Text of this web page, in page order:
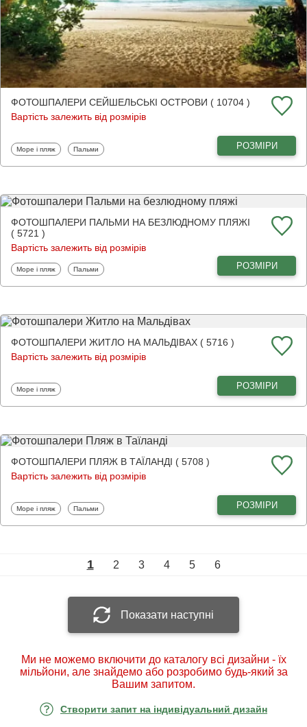
ФОТОШПАЛЕРИ СЕЙШЕЛЬСЬКІ ОСТРОВИ ( 10704 )
Вартість залежить від розмірів
Фотошпалери
Море і пляж Фотошпалери
Пальми РОЗМІРИ
ФОТОШПАЛЕРИ ПАЛЬМИ НА БЕЗЛЮДНОМУ ПЛЯЖІ
( 5721 )
Вартість залежить від розмірів
Фотошпалери
Море і пляж Фотошпалери
Пальми РОЗМІРИ
ФОТОШПАЛЕРИ ЖИТЛО НА МАЛЬДІВАХ ( 5716 )
Вартість залежить від розмірів
Фотошпалери
Море і пляж РОЗМІРИ
ФОТОШПАЛЕРИ ПЛЯЖ В ТАЇЛАНДІ ( 5708 )
Вартість залежить від розмірів
Фотошпалери
Море і пляж Фотошпалери
Пальми РОЗМІРИ
1 2 3 4 5 6
Показати наступні
Ми не можемо включити до каталогу всі дизайни - їх
мільйони, але знайдемо або розробимо будь-який за
Вашим запитом.
Створити запит на індивідуальний дизайн